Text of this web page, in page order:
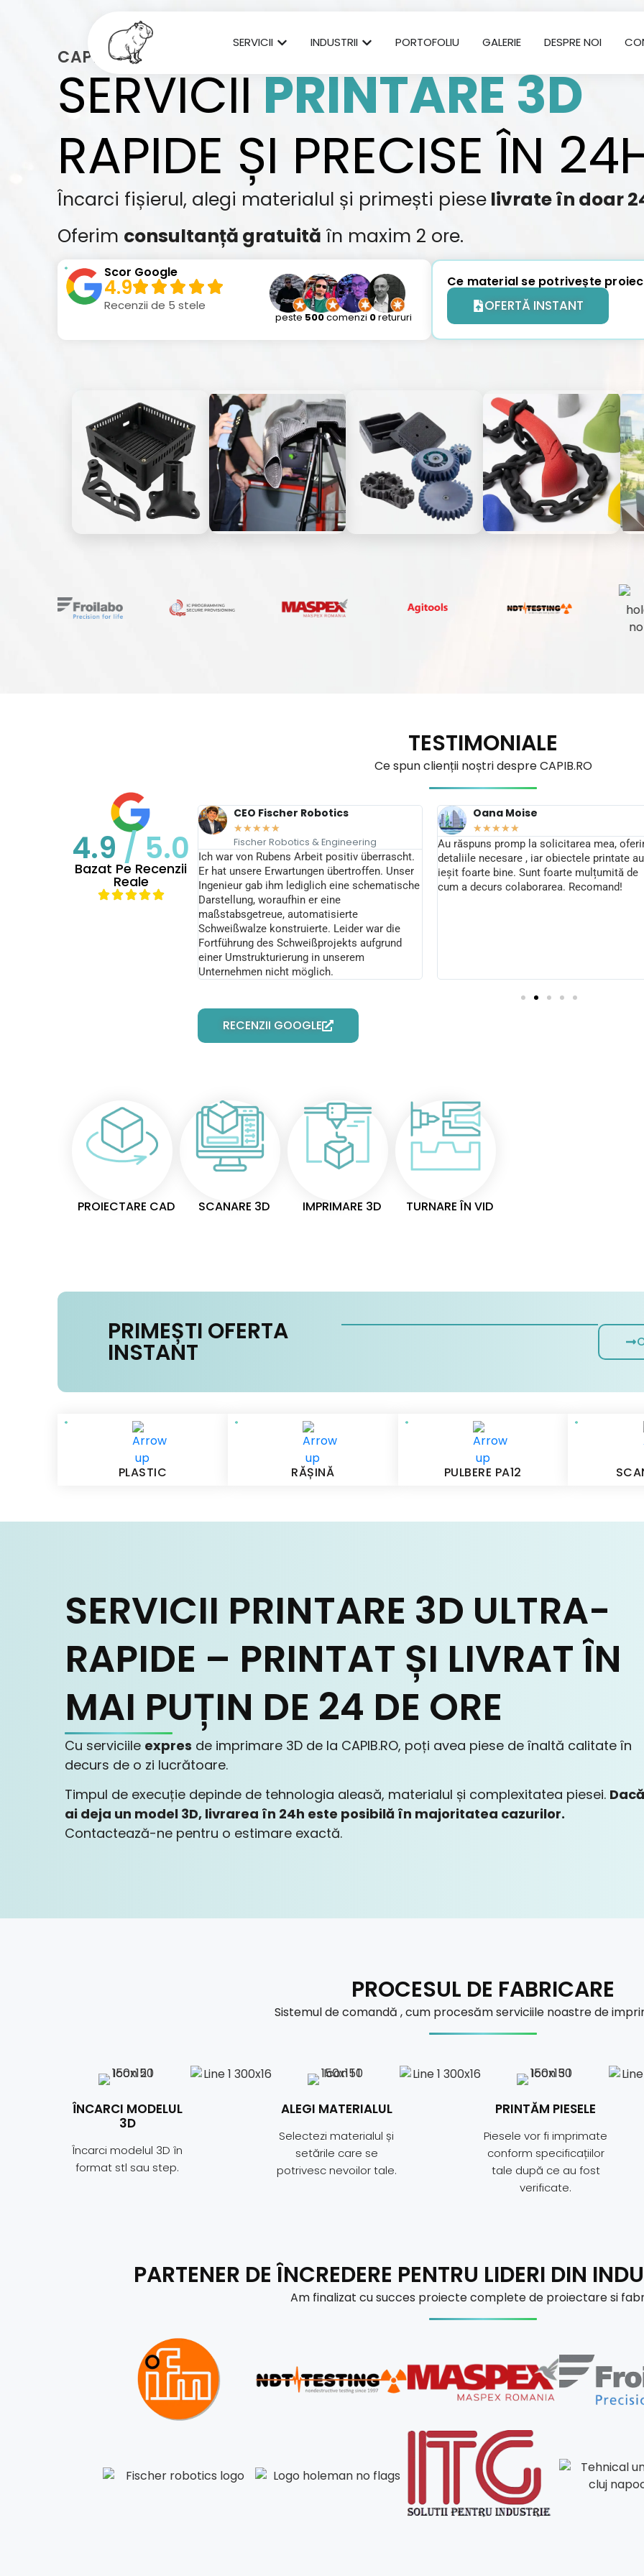
SERVICII INDUSTRII PORTOFOLIU GALERIE DESPRE NOI
CAPIB.RO
SERVICIIPRINTARE 3D
RAPIDE ȘI PRECISE ÎN
Încarci fișierul, alegi materialul și primești piese livrate în doar
Oferim consultanță gratuită în maxim 2 ore.
Scor Google
4.9
Recenzii de 5 stele
peste 500comenzi 0retururi
Ce material se potrivește
OFERTĂ INSTANT
TESTIMONIALE
Ce spunclienții noștridespre CAPIB.RO
4.9 / 5.0
Bazat Pe Recenzii
Reale
recommend this company!
quality of prints, and materials.
with the customer, willing to
the best solution on a truly
CEO Fischer Robotics
★★★★★
Fischer Robotics & Engineering
Ich war von Rubens Arbeit positiv überrascht.
Er hat unsere Erwartungen übertroffen. Unser
Ingenieur gab ihm lediglich eine schematische
Darstellung, woraufhin er eine
maßstabsgetreue, automatisierte
Schweißwalze konstruierte. Leider war die
Fortführung des Schweißprojekts aufgrund
einer Umstrukturierung in unserem
Unternehmen nicht möglich.
Oana Moise
★★★★★
Au răspuns promp la solicitarea mea,
detaliile necesare , iar obiectele printate au
ieșit foarte bine. Sunt foarte mulțumită de
cum a decurs colaborarea. Recomand!
RECENZII GOOGLE
SCANARE 3D IMPRIMARE 3D
PROIECTARE CAD TURNARE ÎN VID
PRIMEȘTI OFERTA
INSTANT
PLASTIC RĂȘINĂ PULBERE PA12
SERVICII PRINTARE 3D ULTRA-
RAPIDE – PRINTAT ȘI LIVRAT ÎN
MAI PUȚIN DE 24 DE ORE
Cu serviciile expres de imprimare 3D de la CAPIB.RO, poți avea piese de înaltă calitate în
decurs de o zi lucrătoare.
Timpul de execuție depinde de tehnologia aleasă, materialul și complexitatea piesei. Dacă
ai deja un model 3D, livrarea în 24h este posibilă în majoritatea cazurilor.
Contactează-ne pentru o estimare exactă.
PROCESUL DE FABRICARE
Sistemul decomandă , cum procesăm serviciile noastre de
ÎNCARCI MODELUL
3D
Încarci modelul 3D în
format stl sau step.
ALEGI MATERIALUL
Selectezi materialul și
setările care se
potrivesc nevoilor tale.
PRINTĂM PIESELE
Piesele vor fi imprimate
conform specificațiilor
tale după ce au fost
verificate.
PARTENER DE ÎNCREDERE PENTRU LIDERI DIN
Am finalizat cu succes proiecte complete de proiectare si